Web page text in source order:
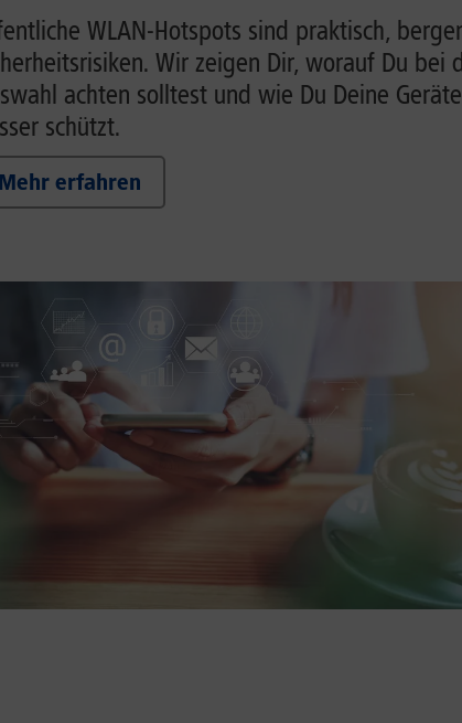
WLAN-Hotspots sind praktisch,
Wir zeigen Dir, worauf Du bei
achten solltest und wie Du Deine
schützt.
Mehr erfahren